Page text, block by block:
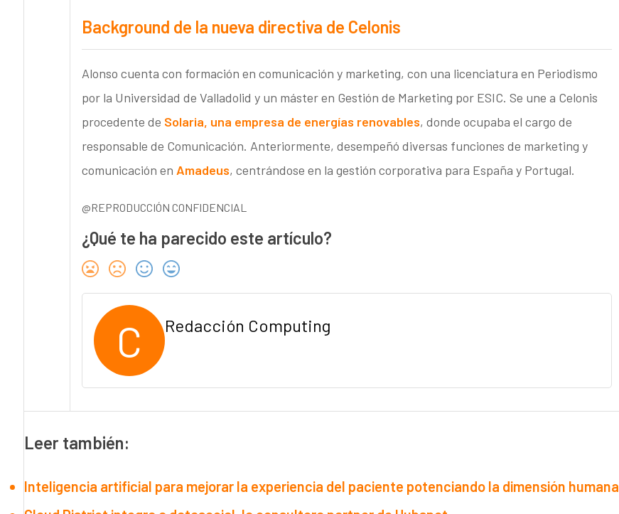
Background de la nueva directiva de Celonis
Alonso cuenta con formación en comunicación y marketing, con una licenciatura en Periodismo
por la Universidad de Valladolid y un máster en Gestión de Marketing por ESIC. Se une a Celonis
procedente de Solaria, una empresa de energías renovables, donde ocupaba el cargo de
responsable de Comunicación. Anteriormente, desempeñó diversas funciones de marketing y
comunicación en Amadeus, centrándose en la gestión corporativa para España y Portugal.
@REPRODUCCIÓN CONFIDENCIAL
¿Qué te ha parecido este artículo?
C Redacción Computing
Leer también:
Inteligencia artificial para mejorar la experiencia del paciente potenciando la dimensión humana